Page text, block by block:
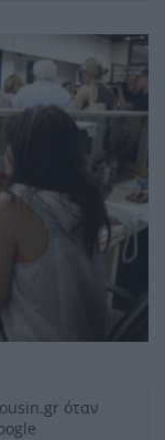
όταν